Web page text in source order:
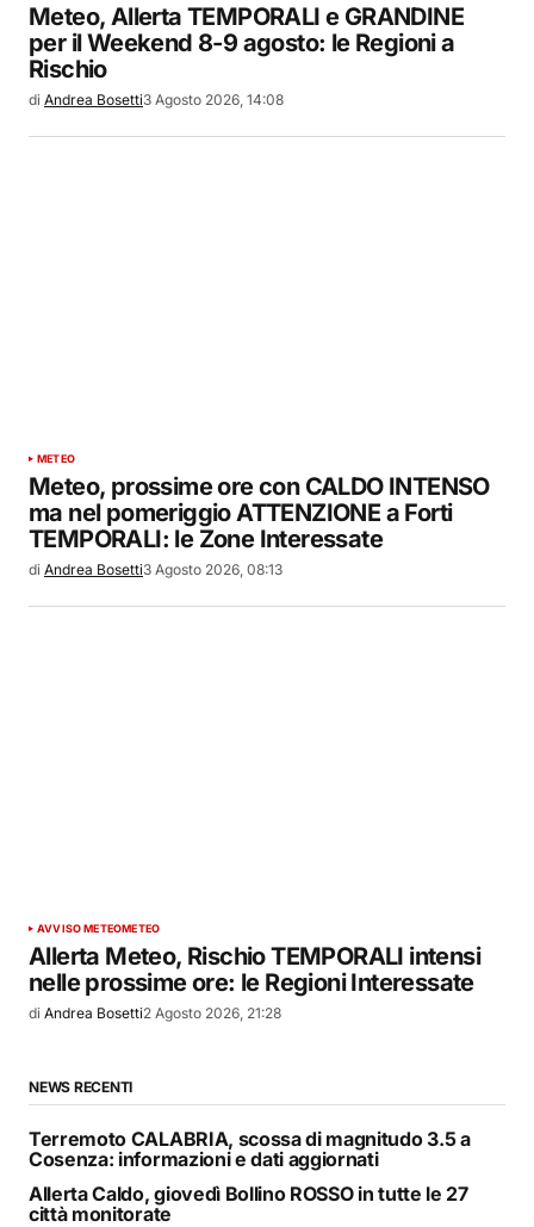
Meteo, Allerta TEMPORALI e GRANDINE
per il Weekend 8-9 agosto: le Regioni a
Rischio
di Andrea Bosetti3 Agosto 2026, 14:08
METEO
Meteo, prossime ore con CALDO INTENSO
ma nel pomeriggio ATTENZIONE a Forti
TEMPORALI: le Zone Interessate
di Andrea Bosetti3 Agosto 2026, 08:13
AVVISO METEOMETEO
Allerta Meteo, Rischio TEMPORALI intensi
nelle prossime ore: le Regioni Interessate
di Andrea Bosetti2 Agosto 2026, 21:28
NEWS RECENTI
Terremoto CALABRIA, scossa di magnitudo 3.5 a
Cosenza: informazioni e dati aggiornati
Allerta Caldo, giovedì Bollino ROSSO in tutte le 27
città monitorate